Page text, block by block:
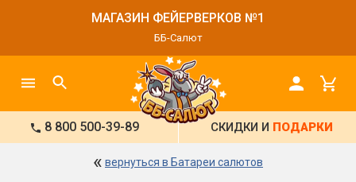
МАГАЗИН ФЕЙЕРВЕРКОВ №1
ББ-Салют
8 800 500-39-89 СКИДКИ И ПОДАРКИ
« вернуться в Батареи салютов